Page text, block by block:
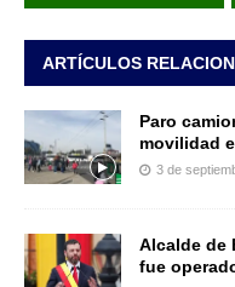
ARTÍCULOS
Paro
movilidad
3 de
Alcalde de
fue